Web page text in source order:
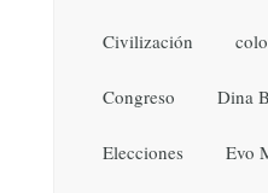
Civilización
Congreso Dina
Elecciones Evo